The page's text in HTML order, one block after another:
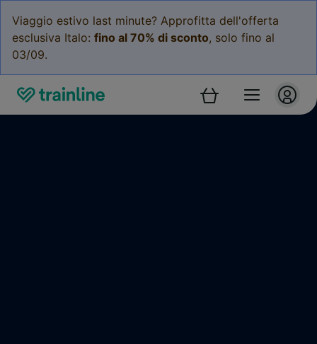
Viaggio estivo last minute? Approfitta dell'offerta
esclusiva Italo: fino al 70% di sconto, solo fino al
03/09.